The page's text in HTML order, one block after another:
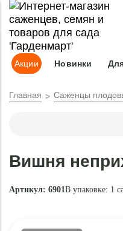
Адрес доставки:Москва
Акции Новинки
Главная Саженцы
Вишня
Артикул: 6901В упаковке: 1